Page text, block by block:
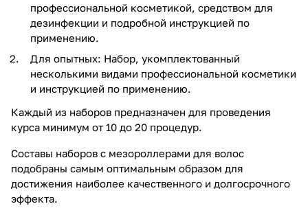
профессиональной косметикой, средством для
дезинфекции и подробной инструкцией по
применению.
Для опытных: Набор, укомплектованный
несколькими видами профессиональной косметики
и инструкцией по применению.
Каждый из наборов предназначен для проведения
курса минимум от 10 до 20 процедур.
Составы наборов с мезороллерами для волос
подобраны самым оптимальным образом для
достижения наиболее качественного и долгосрочного
эффекта.